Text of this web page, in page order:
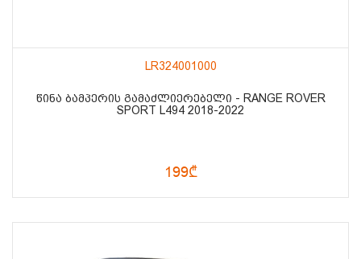
LR324001000
ᲬᲘᲜᲐ ᲑᲐᲛᲞᲔᲠᲘᲡ ᲒᲐᲛᲐᲫᲚᲘᲔᲠᲔᲑᲔᲚᲘ - RANGE ROVER
SPORT L494 2018-2022
199₾